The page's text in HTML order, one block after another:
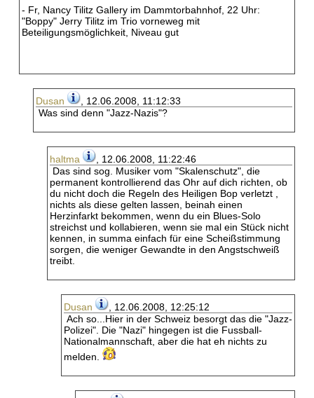
- Fr, Nancy Tilitz Gallery im Dammtorbahnhof, 22 Uhr:
"Boppy" Jerry Tilitz im Trio vorneweg mit
Beteiligungsmöglichkeit, Niveau gut
Dusan
, 12.06.2008, 11:12:33
Was sind denn "Jazz-Nazis"?
haltma
, 12.06.2008, 11:22:46
Das sind sog. Musiker vom "Skalenschutz", die
permanent kontrollierend das Ohr auf dich richten, ob
du nicht doch die Regeln des Heiligen Bop verletzt ,
nichts als diese gelten lassen, beinah einen
Herzinfarkt bekommen, wenn du ein Blues-Solo
streichst und kollabieren, wenn sie mal ein Stück nicht
kennen, in summa einfach für eine Scheißstimmung
sorgen, die weniger Gewandte in den Angstschweiß
treibt.
Dusan
, 12.06.2008, 12:25:12
Ach so...Hier in der Schweiz besorgt das die "Jazz-
Polizei". Die "Nazi" hingegen ist die Fussball-
Nationalmannschaft, aber die hat eh nichts zu
melden.